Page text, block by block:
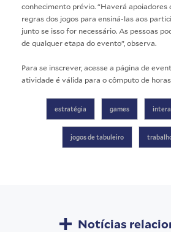
conhecimento prévio. “Haverá apoiadores
regras dos jogos para ensiná-las aos
junto se isso for necessário. As pessoas
de qualquer etapa do evento”, observa.
Para se inscrever, acesse a página de
atividade é válida para o cômputo de
estratégia games
jogos de tabuleiro
Notícias